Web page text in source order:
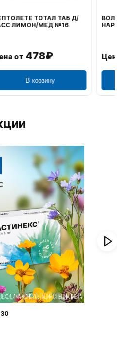
ФЕНИСТИЛ ГЕЛЬ НАРУЖ
0,1% 50Г
Цена от749₽
В корзину